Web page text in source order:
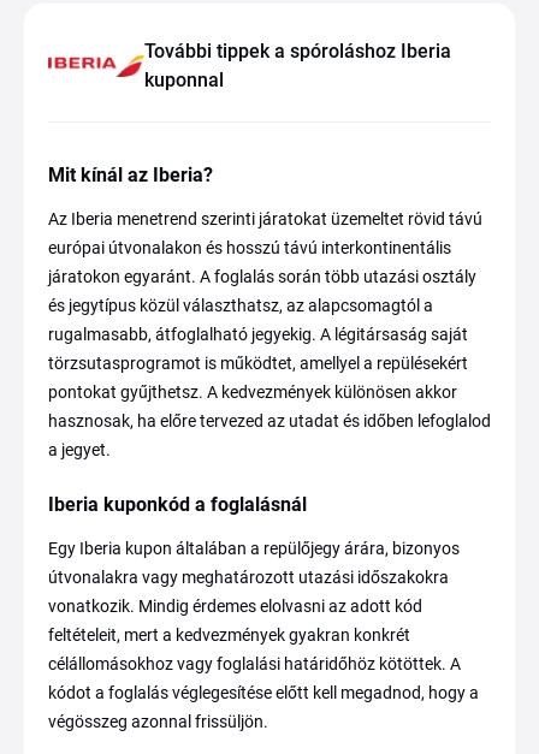
További tippek a spóroláshoz Iberia
kuponnal
Mit kínál az Iberia?
Az Iberia menetrend szerinti járatokat üzemeltet rövid távú
európai útvonalakon és hosszú távú interkontinentális
járatokon egyaránt. A foglalás során több utazási osztály
és jegytípus közül választhatsz, az alapcsomagtól a
rugalmasabb, átfoglalható jegyekig. A légitársaság saját
törzsutasprogramot is működtet, amellyel a repülésekért
pontokat gyűjthetsz. A kedvezmények különösen akkor
hasznosak, ha előre tervezed az utadat és időben lefoglalod
a jegyet.
Iberia kuponkód a foglalásnál
Egy Iberia kupon általában a repülőjegy árára, bizonyos
útvonalakra vagy meghatározott utazási időszakokra
vonatkozik. Mindig érdemes elolvasni az adott kód
feltételeit, mert a kedvezmények gyakran konkrét
célállomásokhoz vagy foglalási határidőhöz kötöttek. A
kódot a foglalás véglegesítése előtt kell megadnod, hogy a
végösszeg azonnal frissüljön.